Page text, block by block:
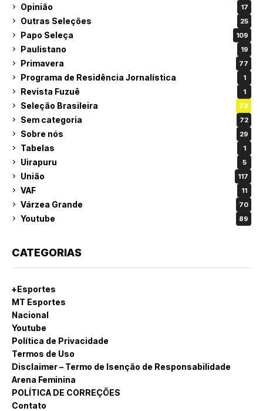
Opinião 17
Outras Seleções 25
Papo Seleça 109
Paulistano 19
Primavera 77
Programa de Residência Jornalística 1
Revista Fuzuê 1
Seleção Brasileira 78
Sem categoria 72
Sobre nós 29
Tabelas 1
Uirapuru 5
União 117
VAF 11
Várzea Grande 70
Youtube 89
CATEGORIAS
+Esportes
MT Esportes
Nacional
Youtube
Política de Privacidade
Termos de Uso
Disclaimer – Termo de Isenção de Responsabilidade
Arena Feminina
POLÍTICA DE CORREÇÕES
Contato